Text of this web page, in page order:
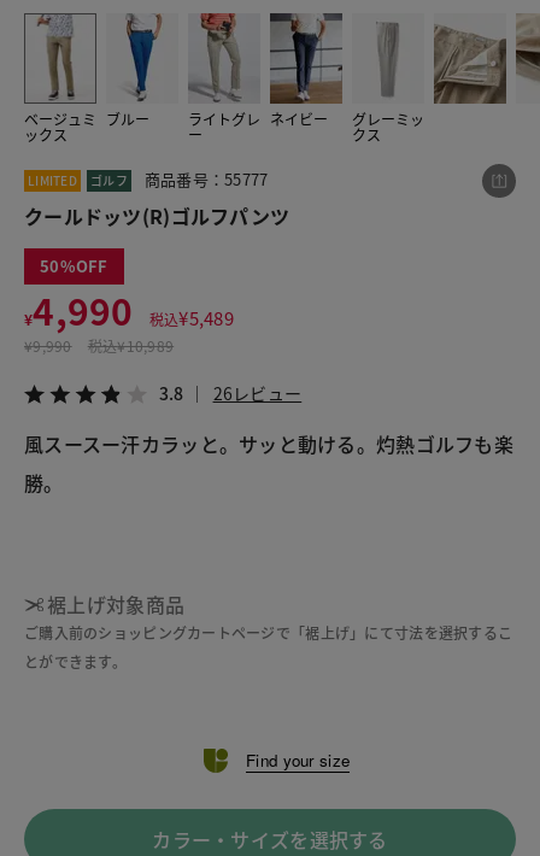
ベージュミ
ックス
ブルー ライトグレ
ー
ネイビー グレーミッ
クス
29
LIMITED ゴルフ 商品番号：55777
クールドッツ(R)ゴルフパンツ
50
¥4,990 税込¥5,489
¥9,990 税込¥10,989
3.8 26レビュー
風スースー汗カラッと。サッと動ける。灼熱ゴルフも楽
勝。
裾上げ対象商品
ご購入前のショッピングカートページで「裾上げ」にて寸法を選択するこ
とができます。
Find your size
カラー・サイズを選択する
この商品をシェアする
クールドッツ(R)ゴルフパンツ
¥4,990
税込¥5,489
LINE X